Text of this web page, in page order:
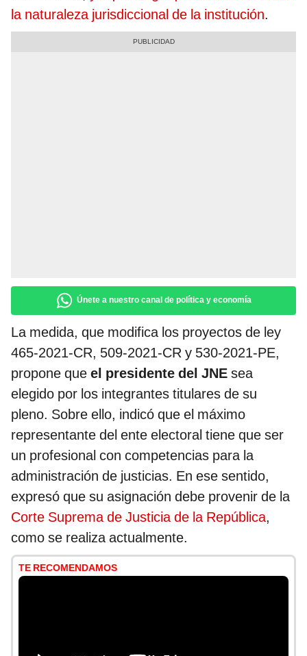
la naturaleza jurisdiccional de la institución.
Únete a nuestro canal de política y economía
La medida, que modifica los proyectos de ley
465-2021-CR, 509-2021-CR y 530-2021-PE,
propone que el presidente del JNE sea
elegido por los integrantes titulares de su
pleno. Sobre ello, indicó que el máximo
representante del ente electoral tiene que ser
un profesional con competencias para la
administración de justicias. En ese sentido,
expresó que su asignación debe provenir de la
Corte Suprema de Justicia de la República,
como se realiza actualmente.
TE RECOMENDAMOS